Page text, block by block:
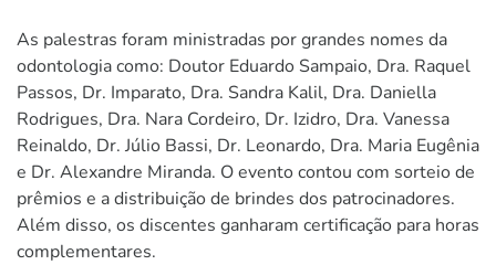
As palestras foram ministradas por grandes nomes da
odontologia como: Doutor Eduardo Sampaio, Dra. Raquel
Passos, Dr. Imparato, Dra. Sandra Kalil, Dra. Daniella
Rodrigues, Dra. Nara Cordeiro, Dr. Izidro, Dra. Vanessa
Reinaldo, Dr. Júlio Bassi, Dr. Leonardo, Dra. Maria Eugênia
e Dr. Alexandre Miranda. O evento contou com sorteio de
prêmios e a distribuição de brindes dos patrocinadores.
Além disso, os discentes ganharam certificação para horas
complementares.